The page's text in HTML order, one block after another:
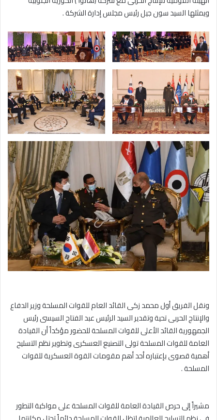
ويمثلها السيد سون جيل رئيس مجلس إدارة الشركة .
ونقل الفريق أول محمد زكى القائد العام للقوات المسلحة وزير الدفاع
والإنتاج الحربى تحية وتقدير السيد الرئيس عبد الفتاح السيسى رئيس
الجمهورية القائد الأعلى للقوات المسلحة للحضور مؤكداً أن القيادة
العامة للقوات المسلحة تولى التصنيع العسكرى وتطوير نظم التسليح
أهمية قصوى بإعتباره أحد أهم مقومات القوة العسكرية للقوات
المسلحة .
مشيراً إلى حرص القيادة العامة للقوات المسلحة على مواكبة التطور